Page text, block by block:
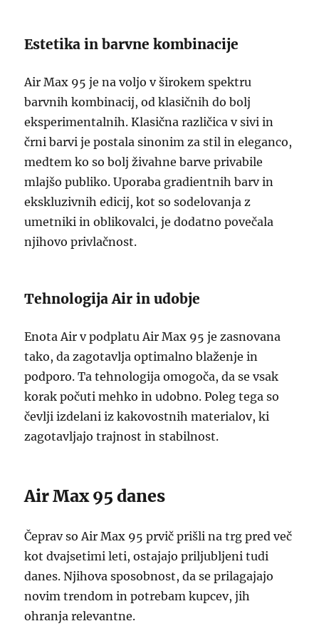
Estetika in barvne kombinacije
Air Max 95 je na voljo v širokem spektru
barvnih kombinacij, od klasičnih do bolj
eksperimentalnih. Klasična različica v sivi in
črni barvi je postala sinonim za stil in eleganco,
medtem ko so bolj živahne barve privabile
mlajšo publiko. Uporaba gradientnih barv in
ekskluzivnih edicij, kot so sodelovanja z
umetniki in oblikovalci, je dodatno povečala
njihovo privlačnost.
Tehnologija Air in udobje
Enota Air v podplatu Air Max 95 je zasnovana
tako, da zagotavlja optimalno blaženje in
podporo. Ta tehnologija omogoča, da se vsak
korak počuti mehko in udobno. Poleg tega so
čevlji izdelani iz kakovostnih materialov, ki
zagotavljajo trajnost in stabilnost.
Air Max 95 danes
Čeprav so Air Max 95 prvič prišli na trg pred več
kot dvajsetimi leti, ostajajo priljubljeni tudi
danes. Njihova sposobnost, da se prilagajajo
novim trendom in potrebam kupcev, jih
ohranja relevantne.